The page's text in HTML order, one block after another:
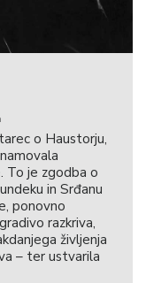
o Haustorju,
To je zgodba o
in Srđanu
ponovno
razkriva,
življenja
– ter ustvarila